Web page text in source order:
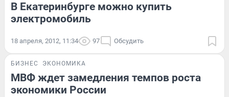
В Екатеринбурге можно купить
электромобиль
18 апреля, 2012, 11:34 97 Обсудить
БИЗНЕС ЭКОНОМИКА
МВФ ждет замедления темпов роста
экономики России